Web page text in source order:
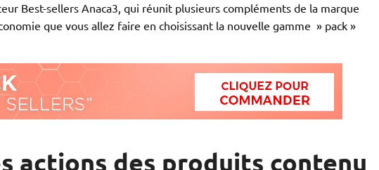
Best-sellers Anaca3, qui réunit plusieurs compléments de la marque
que vous allez faire en choisissant la nouvelle gamme » pack »
actions des produits contenu